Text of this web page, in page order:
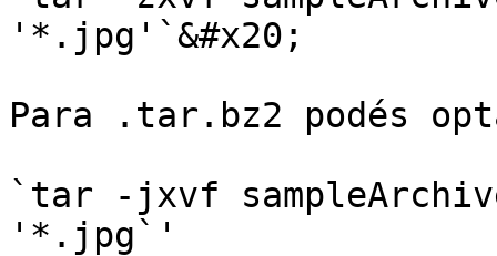
'*.jpg'`&#x20;
Para .tar.bz2 podés
`tar -jxvf
'*.jpg`'